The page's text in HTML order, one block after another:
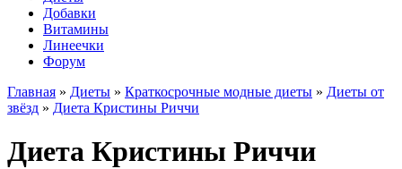
Добавки
Витамины
Линеечки
Форум
Главная » Диеты » Краткосрочные модные диеты » Диеты от
звёзд » Диета Кристины Риччи
Диета Кристины Риччи